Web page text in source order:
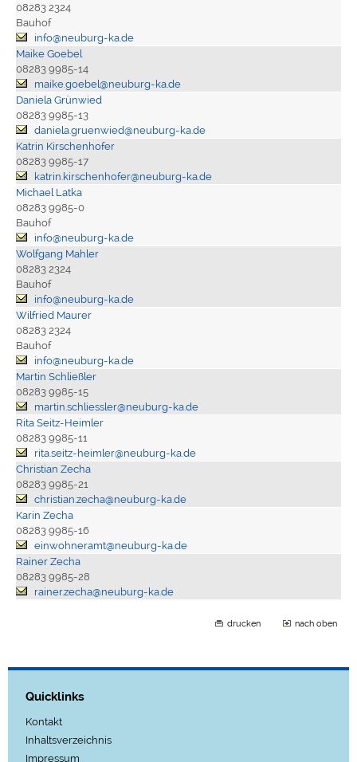
08283 2324
Bauhof
info@neuburg-ka.de
Maike Goebel
08283 9985-14
maike.goebel@neuburg-ka.de
Daniela Grünwied
08283 9985-13
daniela.gruenwied@neuburg-ka.de
Katrin Kirschenhofer
08283 9985-17
katrin.kirschenhofer@neuburg-ka.de
Michael Latka
08283 9985-0
Bauhof
info@neuburg-ka.de
Wolfgang Mahler
08283 2324
Bauhof
info@neuburg-ka.de
Wilfried Maurer
08283 2324
Bauhof
info@neuburg-ka.de
Martin Schließler
08283 9985-15
martin.schliessler@neuburg-ka.de
Rita Seitz-Heimler
08283 9985-11
rita.seitz-heimler@neuburg-ka.de
Christian Zecha
08283 9985-21
christian.zecha@neuburg-ka.de
Karin Zecha
08283 9985-16
einwohneramt@neuburg-ka.de
Rainer Zecha
08283 9985-28
rainer.zecha@neuburg-ka.de
drucken nach oben
Quicklinks
Kontakt
Inhaltsverzeichnis
Impressum